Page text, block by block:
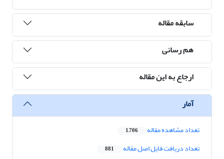
سابقه مقاله
هم رسانی
ارجاع به این مقاله
آمار
تعداد مشاهده مقاله 1,706
تعداد دریافت فایل اصل مقاله 881